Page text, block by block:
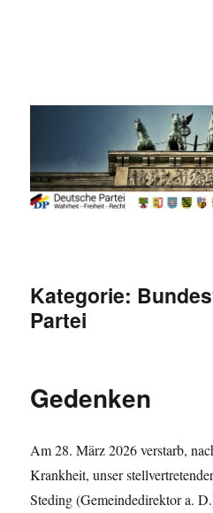
Kategorie:
Partei
Gedenken
Am 28. März 2026 verstarb,
Krankheit, unser
Steding (Gemeindedirektor a.